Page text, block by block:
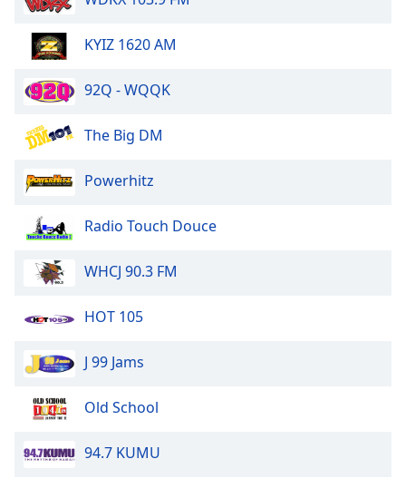
dialog
window.
Escape
cancel
and
Text
Color
Opacity
Text
Color
Opacity
KYIZ 1620 AM
92Q - WQQK
The Big DM
Powerhitz
Radio Touch Douce
WHCJ 90.3 FM
HOT 105
J 99 Jams
Old School
94.7 KUMU